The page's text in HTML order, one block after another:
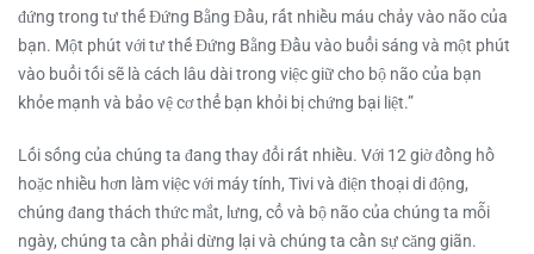
đứng trong tư thế Đứng Bằng Đầu, rất nhiều máu chảy vào não của
bạn. Một phút với tư thế Đứng Bằng Đầu vào buổi sáng và một phút
vào buổi tối sẽ là cách lâu dài trong việc giữ cho bộ não của bạn
khỏe mạnh và bảo vệ cơ thể bạn khỏi bị chứng bại liệt.”
Lối sống của chúng ta đang thay đổi rất nhiều. Với 12 giờ đồng hồ
hoặc nhiều hơn làm việc với máy tính, Tivi và điện thoại di động,
chúng đang thách thức mắt, lưng, cổ và bộ não của chúng ta mỗi
ngày, chúng ta cần phải dừng lại và chúng ta cần sự căng giãn.